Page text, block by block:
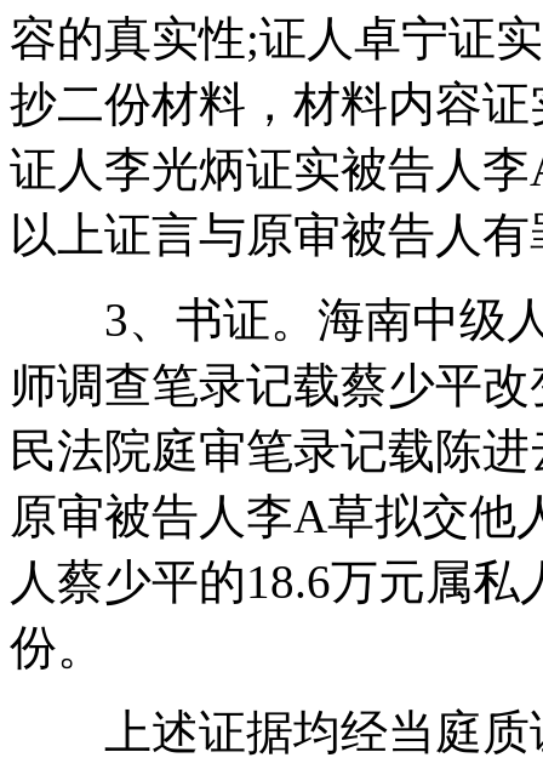
容的真实性;证人卓宁证
抄二份材料，材料内容
证人李光炳证实被告人
以上证言与原审被告人
3、书证。海南中级人
师调查笔录记载蔡少平
民法院庭审笔录记载陈
原审被告人李A草拟交他
人蔡少平的18.6万元属
份。
上述证据均经当庭质